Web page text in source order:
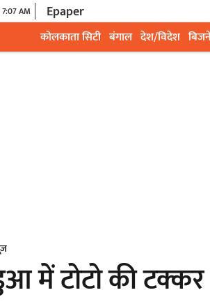
7:07 AM Epaper
कोलकाता सिटी बंगाल देश/विदेश
में टोटो की